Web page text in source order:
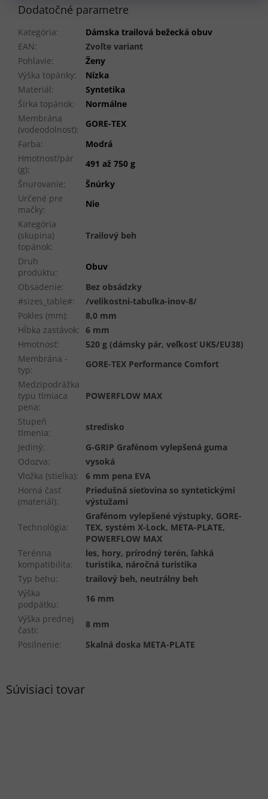
Súvisiaci tovar
Dodatočné parametre
Kategória:
Dámska trailová bežecká obuv
EAN:
Zvoľte variant
Pohlavie:
Ženy
Výška topánky:
Nízka
Materiál:
Syntetika
Šírka topánok:
Normálne
Membrána
(vodeodolnosť):
GORE-TEX
Farba:
Modrá
Hmotnosť/pár
(g):
491 až 750 g
Šnurovanie:
Šnúrky
Určené pre
mačky:
Nie
Kategória
(skupina)
topánok:
Trailový beh
Druh
produktu:
Obuv
Obsadenie:
Bez obsádzky
#sizes_table#:
/velikostni-tabulka-inov-8/
Pokles (mm):
8,0 mm
Hĺbka zastávok: 6 mm
Hmotnosť:
520 g (dámsky pár, veľkosť UK5/EU38)
Membrána -
typ:
GORE-TEX Performance Comfort
Medzipodrážka
typu tlmiaca
pena:
POWERFLOW MAX
Stupeň
tlmenia:
stredisko
Jediný:
G-GRIP Grafénom vylepšená guma
Odozva:
vysoká
Vložka (stielka):
6 mm pena EVA
Horná časť
(materiál):
Priedušná sieťovina so syntetickými
výstužami
Technológia:
Grafénom vylepšené výstupky, GORE-
TEX, systém X-Lock, META-PLATE,
POWERFLOW MAX
Terénna
kompatibilita:
les, hory, prírodný terén, ľahká
turistika, náročná turistika
Typ behu:
trailový beh, neutrálny beh
Výška
podpätku:
16 mm
Výška prednej
časti:
8 mm
Posilnenie: Skalná doska META-PLATE